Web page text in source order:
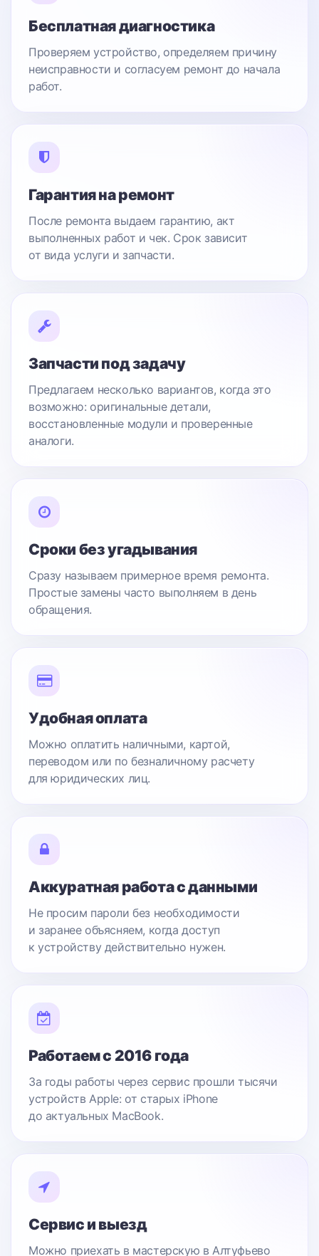
Бесплатная диагностика
Проверяем устройство, определяем причину
неисправности и согласуем ремонт до начала
работ.
Гарантия на ремонт
После ремонта выдаем гарантию, акт
выполненных работ и чек. Срок зависит
от вида услуги и запчасти.
Запчасти под задачу
Предлагаем несколько вариантов, когда это
возможно: оригинальные детали,
восстановленные модули и проверенные
аналоги.
Сроки без угадывания
Сразу называем примерное время ремонта.
Простые замены часто выполняем в день
обращения.
Удобная оплата
Можно оплатить наличными, картой,
переводом или по безналичному расчету
для юридических лиц.
Аккуратная работа с данными
Не просим пароли без необходимости
и заранее объясняем, когда доступ
к устройству действительно нужен.
Работаем с 2016 года
За годы работы через сервис прошли тысячи
устройств Apple: от старых iPhone
до актуальных MacBook.
Сервис и выезд
Можно приехать в мастерскую в Алтуфьево